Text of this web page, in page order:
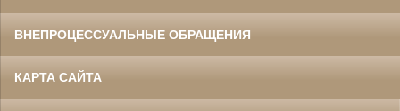
ВНЕПРОЦЕССУАЛЬНЫЕ ОБРАЩЕНИЯ
КАРТА САЙТА